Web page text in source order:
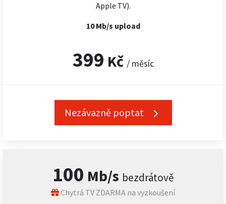
Apple TV).
10 Mb/s upload
399 Kč / měsíc
Nezávazně poptat
100 Mb/s bezdrátově
Chytrá TV ZDARMA na vyzkoušení